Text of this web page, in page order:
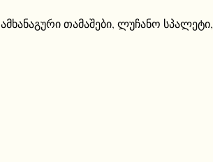
ამხანაგური თამაშები, ლუჩანო სპალეტი,